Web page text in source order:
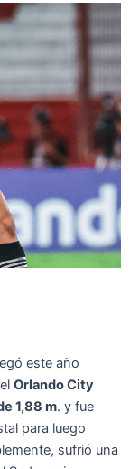
este año
Orlando City
1,88 m. y fue
para luego
sufrió una